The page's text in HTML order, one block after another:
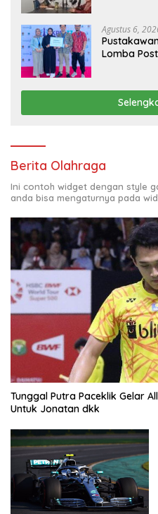
Agustus 6,
Lomba
Berita Olahraga
Ini contoh widget dengan style
anda bisa mengaturnya pada
Tunggal Putra Paceklik Gelar
Untuk Jonatan dkk